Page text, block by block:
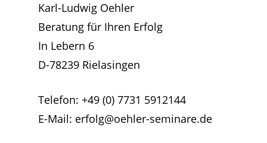
Karl-Ludwig Oehler
Beratung für Ihren Erfolg
In Lebern 6
D-78239 Rielasingen
Telefon: +49 (0) 7731 5912144
E-Mail: erfolg@oehler-seminare.de